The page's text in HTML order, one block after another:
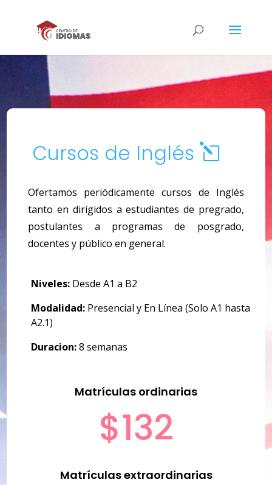
Cursos de Inglés l
Ofertamos periódicamente cursos de Inglés
tanto en dirigidos a estudiantes de pregrado,
postulantes a programas de posgrado,
docentes y público en general.
Niveles: Desde A1 a B2
Modalidad: Presencial y En Línea (Solo A1 hasta
A2.1)
Duracion:8 semanas
Matrículas ordinarias
$132
Matrículas extraordinarias